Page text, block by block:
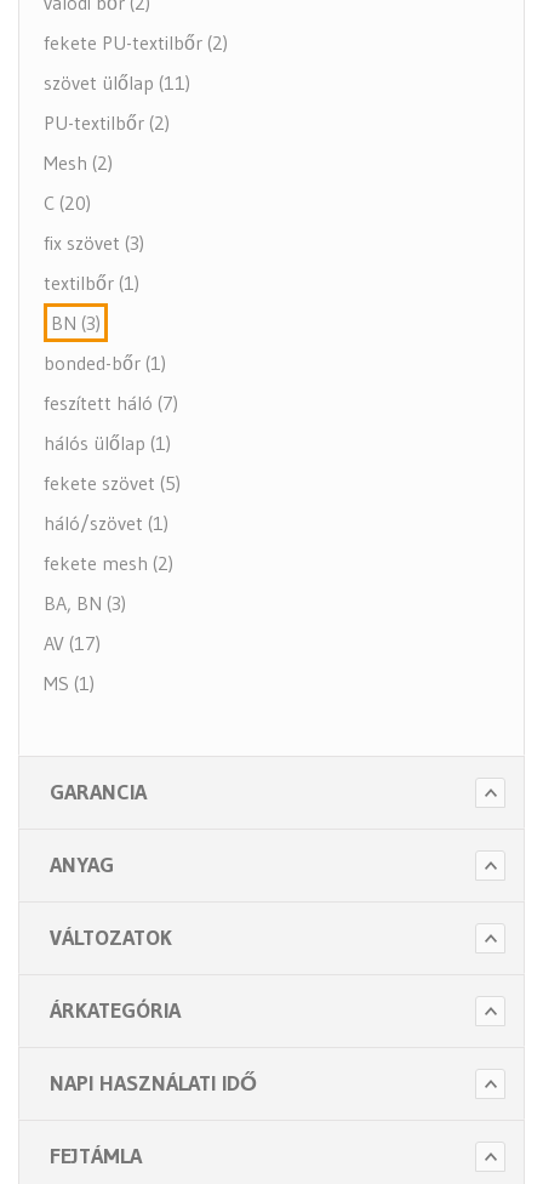
fekete PU-textilbőr (2)
szövet ülőlap (11)
PU-textilbőr (2)
Mesh (2)
C (20)
fix szövet (3)
textilbőr (1)
BN (3)
bonded-bőr (1)
feszített háló (7)
hálós ülőlap (1)
fekete szövet (5)
háló/szövet (1)
fekete mesh (2)
BA, BN (3)
AV (17)
MS (1)
GARANCIA
ANYAG
VÁLTOZATOK
ÁRKATEGÓRIA
NAPI HASZNÁLATI IDŐ
FEJTÁMLA